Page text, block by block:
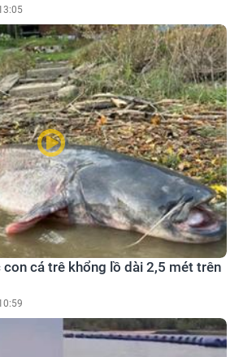
cá trê khổng lồ dài 2,5 mét trên